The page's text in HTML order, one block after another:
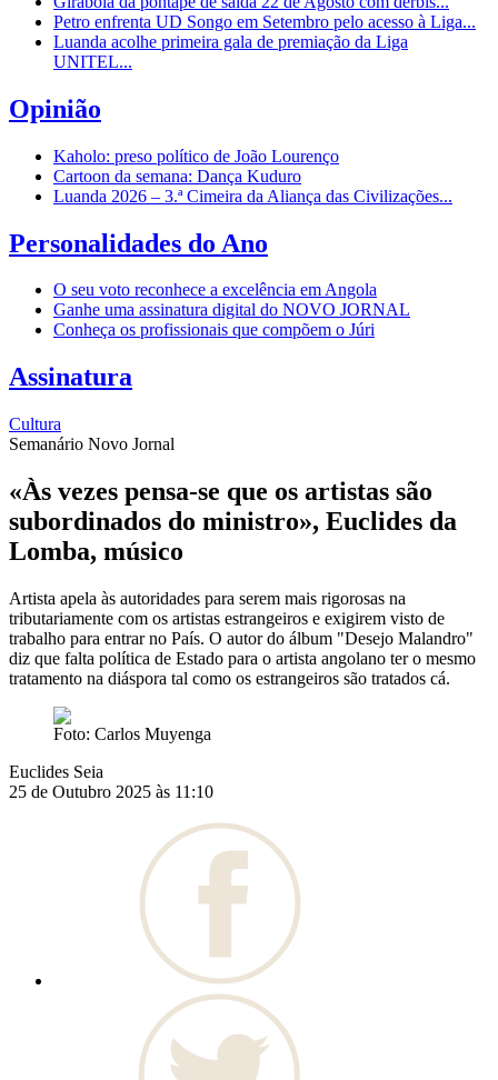
Petro enfrenta UD Songo em Setembro pelo acesso à Liga...
Luanda acolhe primeira gala de premiação da Liga
UNITEL...
Opinião
Kaholo: preso político de João Lourenço
Cartoon da semana: Dança Kuduro
Luanda 2026 – 3.ª Cimeira da Aliança das Civilizações...
Personalidades do Ano
O seu voto reconhece a excelência em Angola
Ganhe uma assinatura digital do NOVO JORNAL
Conheça os profissionais que compõem o Júri
Assinatura
Cultura
Semanário Novo Jornal
«Às vezes pensa-se que os artistas são
subordinados do ministro», Euclides da
Lomba, músico
Artista apela às autoridades para serem mais rigorosas na
tributariamente com os artistas estrangeiros e exigirem visto de
trabalho para entrar no País. O autor do álbum "Desejo Malandro"
diz que falta política de Estado para o artista angolano ter o mesmo
tratamento na diáspora tal como os estrangeiros são tratados cá.
Foto: Carlos Muyenga
Euclides Seia
25 de Outubro 2025 às 11:10